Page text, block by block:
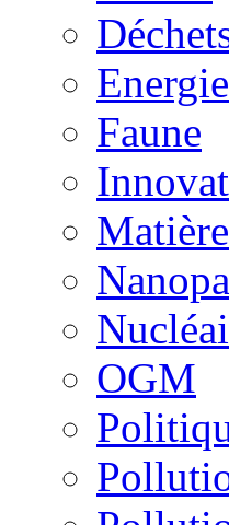
Energie
Faune
OGM